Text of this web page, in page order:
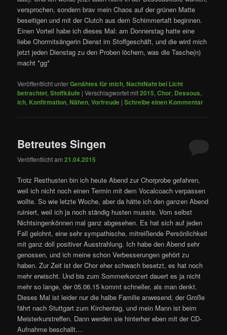
versprochen, sondern brav mein Chaos auf der grünen Matte
beseitigen und mit der Clutch aus dem Schimmertaft beginnen.
Einen Vorteil habe ich dieses Mal: am Donnerstag hatte eine
liebe Chormitsängerin Dienst im Stoffgeschäft, und die wird mich
jetzt jeden Dienstag zu den Proben löchern, was die Tasche(n)
macht *gg*
Veröffentlicht unterGenähtes für mich,NachtNaht bei Licht
betrachtet,Stoffkäufe |Verschlagwortet mit2015,Chor, Dessous,
ich, Konfirmation,Nähen,Vorfreude |Schreibe einen Kommentar
Betreutes Singen
Veröffentlicht am21.04.2015
Trotz Resthusten bin ich heute Abend zur Chorprobe gefahren,
weil ich nicht noch einen Termin mit dem Vocalcoach verpassen
wollte. So wie letzte Woche, aber da hätte ich den ganzen Abend
ruiniert, weil ich ja noch ständig husten musste. Vom selbst
Nichtsingenkönnen mal ganz abgesehen. Es hat sich auf jeden
Fall gelohnt, eine sehr sympathische, mitreißende Persönlichkeit
mit ganz doll positiver Ausstrahlung. Ich habe den Abend sehr
genossen, und ich meine schon Verbesserungen gehört zu
haben. Zur Zeit ist der Chor eher schwach besetzt, es hat noch
mehr erwischt. Und bis zum Sommerkonzert dauert es ja nicht
mehr so lange, der 05.06.15 kommt schneller, als man denkt.
Dieses Mal ist leider nur die halbe Familie anwesend, der Große
fährt nach Stuttgart zum Kirchentag, und mein Mann ist beim
Meisterkurstreffen. Dann werden sie hinterher eben mit der CD-
Aufnahme beschallt…